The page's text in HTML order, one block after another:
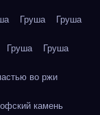
Груша Груша
Груша Груша
во ржи
камень